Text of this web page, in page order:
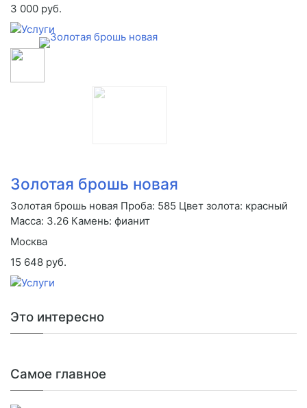
3 000 руб.
Золотая брошь новая
Золотая брошь новая Проба: 585 Цвет золота: красный
Масса: 3.26 Камень: фианит
Москва
15 648 руб.
Это интересно
Самое главное